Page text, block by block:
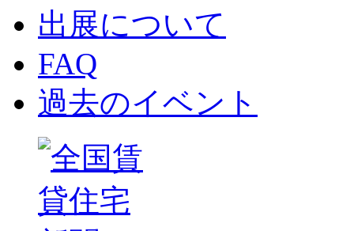
出展について
FAQ
過去のイベント